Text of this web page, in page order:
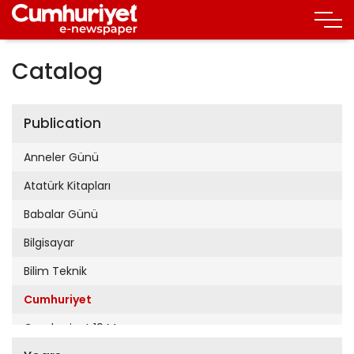
Catalog
Publication
Anneler Günü
Atatürk Kitapları
Babalar Günü
Bilgisayar
Bilim Teknik
Cumhuriyet
Cumhuriyet 19 Mayıs